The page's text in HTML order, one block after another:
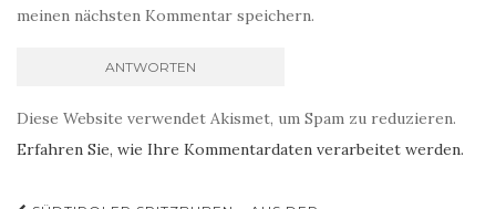
meinen nächsten Kommentar speichern.
Diese Website verwendet Akismet, um Spam zu reduzieren.
Erfahren Sie, wie Ihre Kommentardaten verarbeitet werden.